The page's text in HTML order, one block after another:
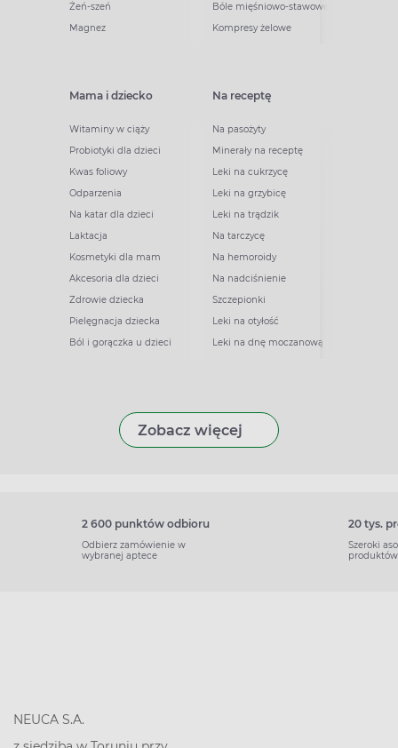
Żeń-szeń
Magnez
Bóle mięśniowo-stawowe
Kompresy żelowe
Mama i dziecko
Witaminy w ciąży
Probiotyki dla dzieci
Kwas foliowy
Odparzenia
Na katar dla dzieci
Laktacja
Kosmetyki dla mam
Akcesoria dla dzieci
Zdrowie dziecka
Pielęgnacja dziecka
Ból i gorączka u dzieci
Na receptę
Na pasożyty
Minerały na receptę
Leki na cukrzycę
Leki na grzybicę
Leki na trądzik
Na tarczycę
Na hemoroidy
Na nadciśnienie
Szczepionki
Leki na otyłość
Leki na dnę moczanową
Zobacz więcej
2 600 punktów odbioru
Odbierz zamówienie w
wybranej aptece
20 tys.
Szeroki
produktów
NEUCA S.A.